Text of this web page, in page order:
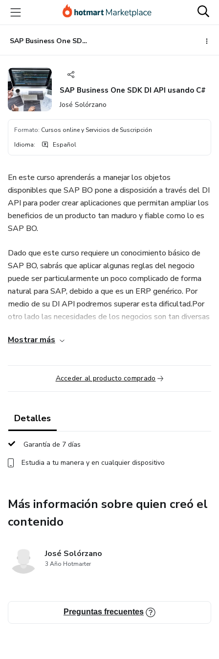
principal
página
de
página
SAP Business One SDK DI API usando C#
SAP Business One SDK DI API usando C#
José Solórzano
Formato: Cursos online y Servicios de Suscripción
Idioma: Español
En este curso aprenderás a manejar los objetos
disponibles que SAP BO pone a disposición a través del DI
API para poder crear aplicaciones que permitan ampliar los
beneficios de un producto tan maduro y fiable como lo es
SAP BO.
Dado que este curso requiere un conocimiento básico de
SAP BO, sabrás que aplicar algunas reglas del negocio
puede ser particularmente un poco complicado de forma
natural para SAP, debido a que es un ERP genérico. Por
medio de su DI API podremos superar esta dificultad.Por
otro lado las necesidades de los negocios son tan diversas
surjan nuevas necesidades funcionales que se requieran de
en esas situaciones.
Al finalizar este curso podrás:
• Crear una conexión a SAP BO
• Crear y actualizar un socio de negocio
• Crear y actualizar un artículo
• Crear y actualizar una orden de venta (
Servicios/Artículos)
• Crear y actualizar una factura.
• Crear y actualizar un pago
• Crear un asiento contable
• Seleccionar bloques de registros para su recorrido.
Mostrar más
Acceder al producto comprado
Detalles
Garantía de 7 días
Estudia a tu manera y en cualquier dispositivo
Más información sobre quien creó el
contenido
José Solórzano
3 Año Hotmarter
Preguntas frecuentes